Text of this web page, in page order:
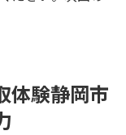
体験静岡市